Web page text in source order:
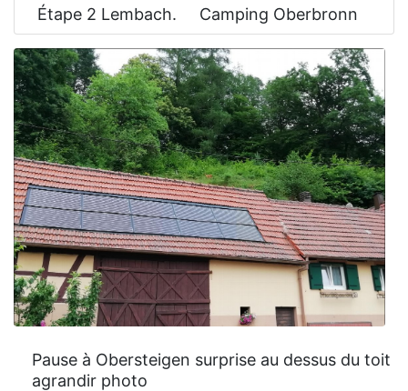
Étape 2 Lembach. Camping Oberbronn
Pause à Obersteigen surprise au dessus du toit
agrandir photo